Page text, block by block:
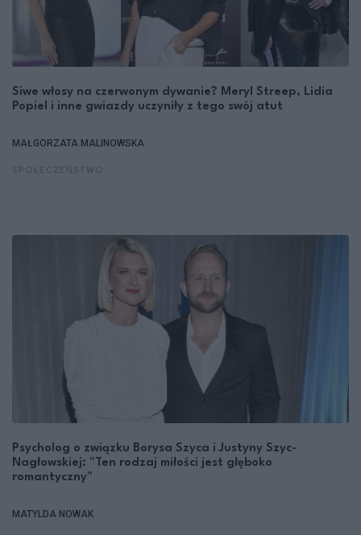
Siwe włosy na czerwonym dywanie? Meryl Streep, Lidia
Popiel i inne gwiazdy uczyniły z tego swój atut
MAŁGORZATA MALINOWSKA
Psycholog o związku Borysa Szyca i Justyny Szyc-
Nagłowskiej: "Ten rodzaj miłości jest głęboko
romantyczny"
MATYLDA NOWAK